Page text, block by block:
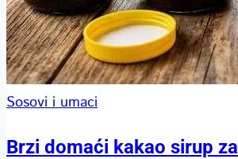
Sosovi i umaci
Brzi domaći kakao sirup za